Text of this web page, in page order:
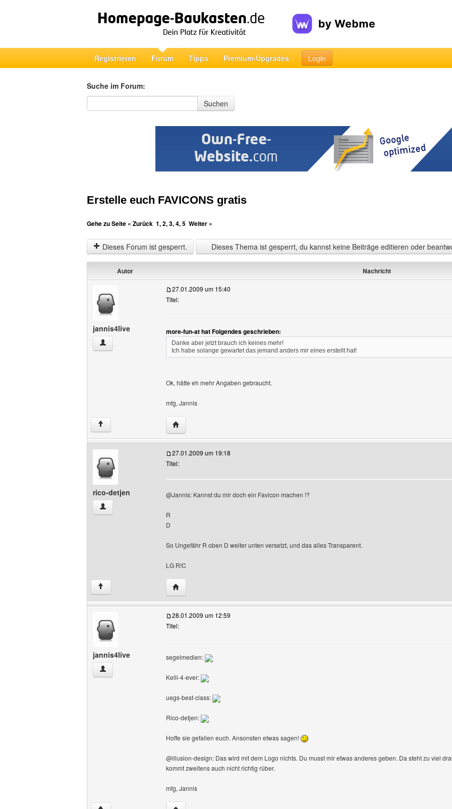
Registrieren Forum Tipps Premium-Upgrades Login
Suche im Forum:
Suche im Forum
Suchen
Erstelle euch FAVICONS gratis
Gehe zu Seite « Zurück 1,2,3,4,5 Weiter »
Dieses Forum ist gesperrt. Dieses Thema ist gesperrt, du kannst keine Beiträge editieren oder
Autor Nachricht
jannis4live
jannis4live Benutzer-Profile anzeigen
27.01.2009 um 15:40
Titel:
more-fun-at hat Folgendes geschrieben:
Danke aber jetzt brauch ich keines mehr!
Ich habe solange gewartet das jemand anders mir eines erstellt hat!
Ok, hätte eh mehr Angaben gebraucht.
mfg, Jannis
↑ Website dieses Benutzers besuchen: jannis4live
rico-detjen
rico-detjen Benutzer-Profile anzeigen
27.01.2009 um 19:18
Titel:
@Jannis: Kannst du mir doch ein Favicon machen !?
R
D
So Ungefähr R oben D weiter unten versetzt, und das alles Transparent.
LG R!C
↑ Website dieses Benutzers besuchen: rico-detjen
jannis4live
jannis4live Benutzer-Profile anzeigen
28.01.2009 um 12:59
Titel:
segelmedien:
Kelli-4-ever:
uegs-best-class:
Rico-detjen:
Hoffe sie gefallen euch. Ansonsten etwas sagen!
@illusion-design: Das wird mit dem Logo nichts. Du musst mir etwas anderes geben. Da steht zu viel
kommt zweitens auch nicht richtig rüber.
mfg, Jannis